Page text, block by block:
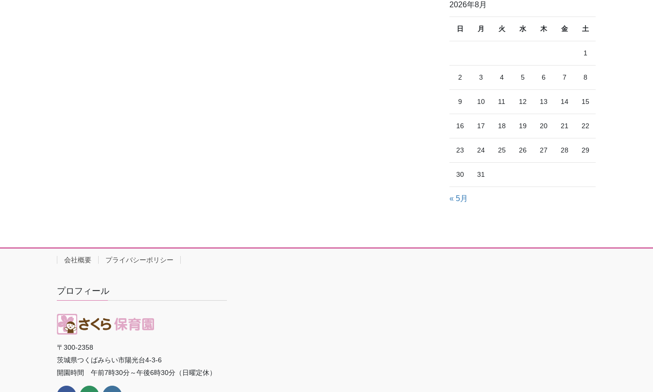
2026年8月
日 月 火 水 木 金 土
1
2 3 4 5 6 7 8
9 10 11 12 13 14 15
16 17 18 19 20 21 22
23 24 25 26 27 28 29
30 31
« 5月
会社概要 プライバシーポリシー
プロフィール
〒300-2358
茨城県つくばみらい市陽光台4-3-6
開園時間 午前7時30分～午後6時30分（日曜定休）